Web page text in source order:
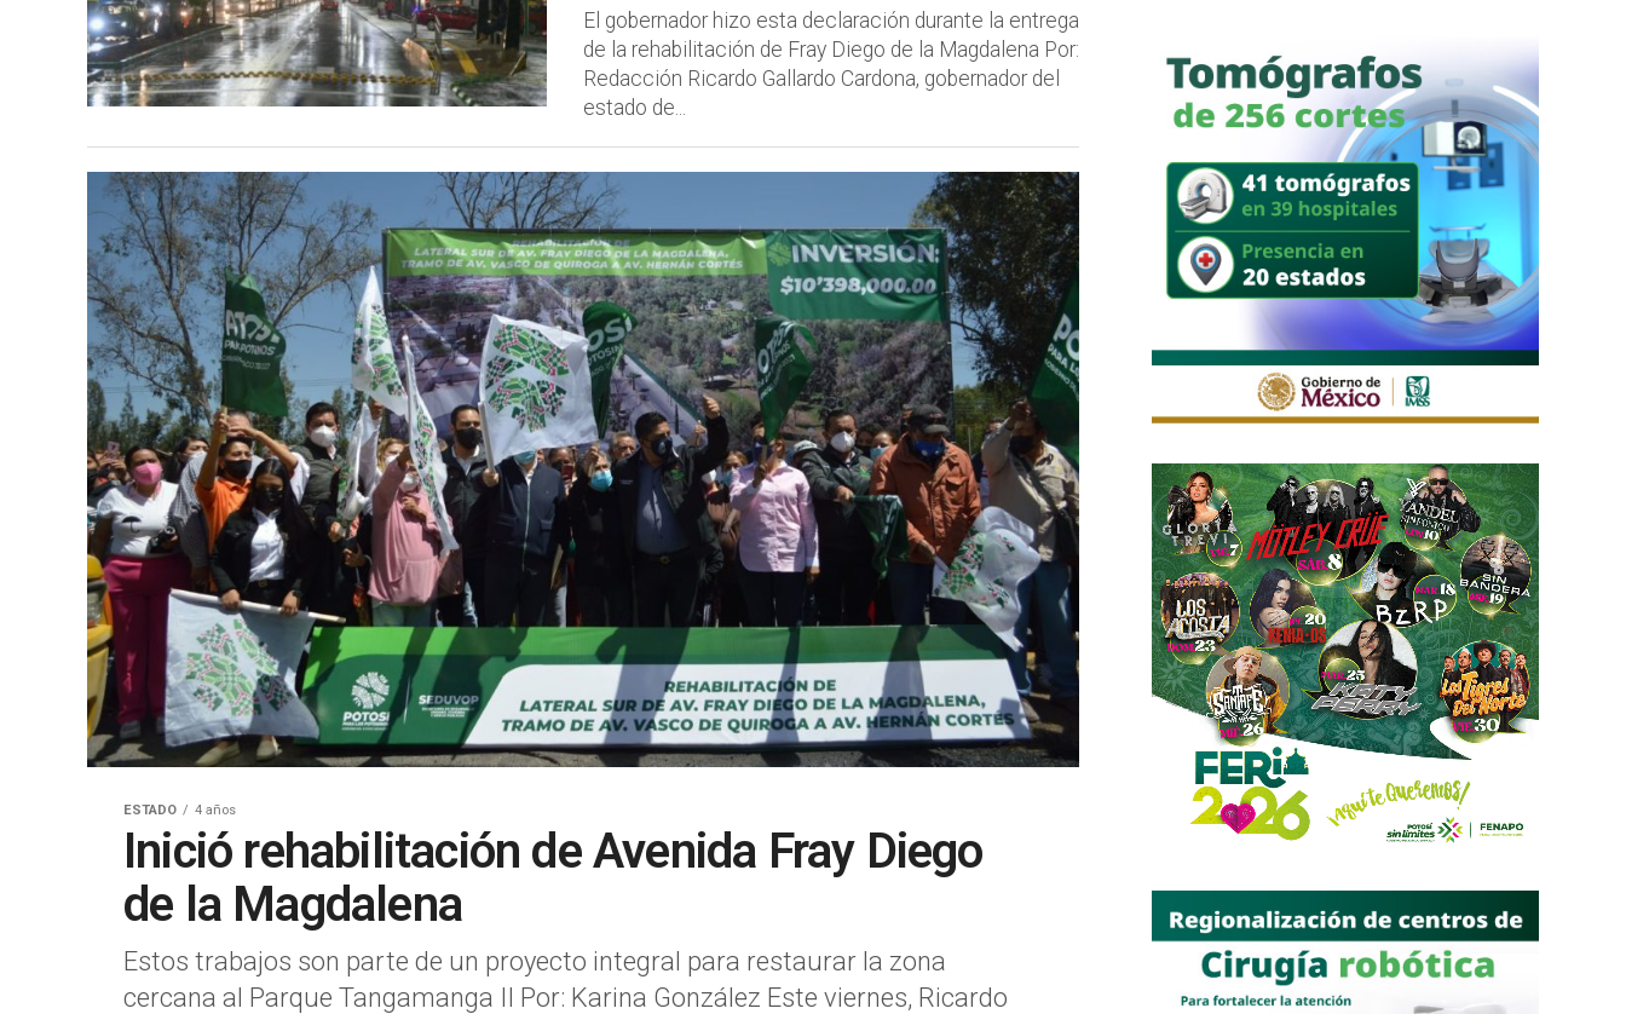
El gobernador hizo esta declaración durante la entrega
de la rehabilitación de Fray Diego de la Magdalena Por:
Redacción Ricardo Gallardo Cardona, gobernador del
estado de...
ESTADO 4 años
Inició rehabilitación de Avenida Fray Diego
de la Magdalena
Estos trabajos son parte de un proyecto integral para restaurar la zona
cercana al Parque Tangamanga II Por: Karina González Este viernes, Ricardo